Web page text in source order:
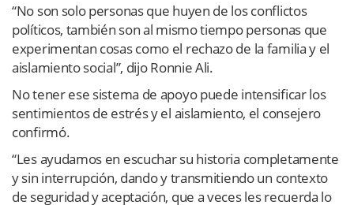
“No son solo personas que huyen de los conflictos
políticos, también son al mismo tiempo personas que
experimentan cosas como el rechazo de la familia y el
aislamiento social”, dijo Ronnie Ali.
No tener ese sistema de apoyo puede intensificar los
sentimientos de estrés y el aislamiento, el consejero
confirmó.
“Les ayudamos en escuchar su historia completamente
y sin interrupción, dando y transmitiendo un contexto
de seguridad y aceptación, que a veces les recuerda lo